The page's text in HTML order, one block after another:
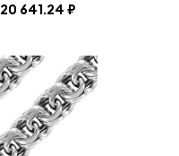
20 641.24 ₽